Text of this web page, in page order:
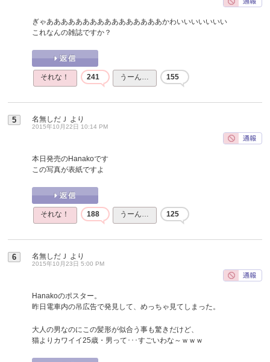
ぎゃああああああああああああああああかわいいいいいいい
これなんの雑誌ですか？
それな！ 241 うーん… 155
5 名無しだＪ より
2015年10月22日 10:14 PM
本日発売のHanakoです
この写真が表紙ですよ
それな！ 188 うーん… 125
6 名無しだＪ より
2015年10月23日 5:00 PM
Hanakoのポスター。
昨日電車内の吊広告で発見して、めっちゃ見てしまった。
大人の男なのにこの髪形が似合う事も驚きだけど、
猫よりカワイイ25歳・男って･･･すごいわな～ｗｗｗ